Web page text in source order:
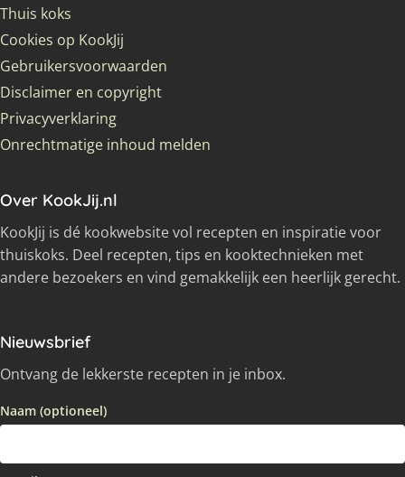
Thuis koks
Cookies op KookJij
Gebruikersvoorwaarden
Disclaimer en copyright
Privacyverklaring
Onrechtmatige inhoud melden
Over KookJij.nl
KookJij is dé kookwebsite vol recepten en inspiratie voor
thuiskoks. Deel recepten, tips en kooktechnieken met
andere bezoekers en vind gemakkelijk een heerlijk gerecht.
Nieuwsbrief
Ontvang de lekkerste recepten in je inbox.
Naam (optioneel)